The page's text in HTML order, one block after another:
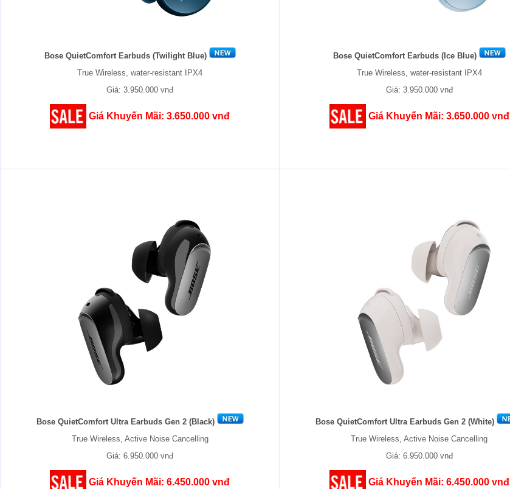
Bose QuietComfort Earbuds (Twilight Blue)
True Wireless, water-resistant IPX4
Giá: 3.950.000 vnđ
Giá Khuyến Mãi: 3.650.000 vnđ
Bose QuietComfort Earbuds (Ice Blue)
True Wireless, water-resistant IPX4
Giá: 3.950.000 vnđ
Giá Khuyến Mãi: 3.650.000 vnđ
Bose QuietComfort Ultra Earbuds Gen 2 (Black)
True Wireless, Active Noise Cancelling
Giá: 6.950.000 vnđ
Giá Khuyến Mãi: 6.450.000 vnđ
Bose QuietComfort Ultra Earbuds Gen 2 (White)
True Wireless, Active Noise Cancelling
Giá: 6.950.000 vnđ
Giá Khuyến Mãi: 6.450.000 vnđ